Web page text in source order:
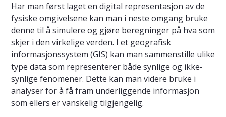
Har man først laget en digital representasjon av de
fysiske omgivelsene kan man i neste omgang bruke
denne til å simulere og gjøre beregninger på hva som
skjer i den virkelige verden. I et geografisk
informasjonssystem (GIS) kan man sammenstille ulike
type data som representerer både synlige og ikke-
synlige fenomener. Dette kan man videre bruke i
analyser for å få fram underliggende informasjon
som ellers er vanskelig tilgjengelig.